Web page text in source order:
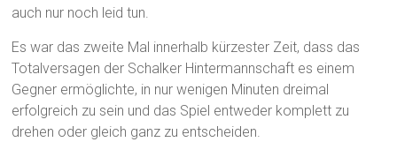
auch nur noch leid tun.
Es war das zweite Mal innerhalb kürzester Zeit, dass das
Totalversagen der Schalker Hintermannschaft es einem
Gegner ermöglichte, in nur wenigen Minuten dreimal
erfolgreich zu sein und das Spiel entweder komplett zu
drehen oder gleich ganz zu entscheiden.